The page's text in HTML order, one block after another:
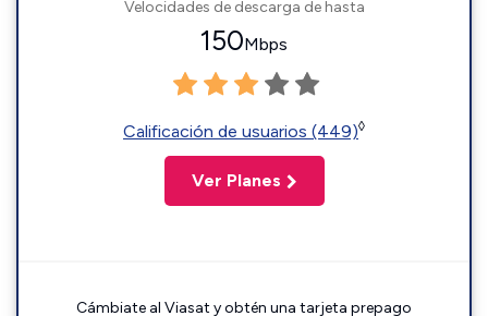
Velocidades de descarga de hasta
150Mbps
Calificación de usuarios (449)◊
Ver Planes
Cámbiate al Viasat y obtén una tarjeta prepago